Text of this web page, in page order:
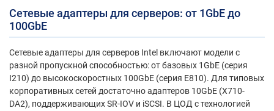
Сетевые адаптеры для серверов: от 1GbE до
100GbE
Сетевые адаптеры для серверов Intel включают модели с
разной пропускной способностью: от базовых 1GbE (серия
I210) до высокоскоростных 100GbE (серия E810). Для типовых
корпоративных сетей достаточно адаптеров 10GbE (X710-
DA2), поддерживающих SR-IOV и iSCSI. В ЦОД с технологией